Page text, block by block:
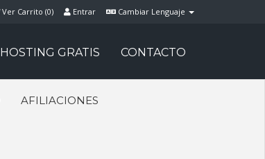
Cambiar Lenguaje
Entrar
Ver Carrito (0)
HOSTING GRATIS CONTACTO
AFILIACIONES